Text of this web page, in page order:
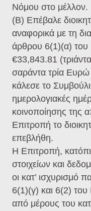
Νόμου στο μέλλον.
(Β) Επέβαλε
αναφορικά με τη
άρθρου 6(1)(α)
€33,843.81 (τριάντα
σαράντα τρία Ευρώ
κάλεσε το
ημερολογιακές
κοινοποίησης της
Επιτροπή το
επεβλήθη.
Η Επιτροπή,
στοιχείων και
οι κατ’ ισχυρισμό
6(1)(γ) και 6(2) του
από μέρους του